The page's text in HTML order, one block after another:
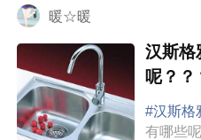
暖☆暖
汉斯格
呢？？
#汉斯格
有哪些